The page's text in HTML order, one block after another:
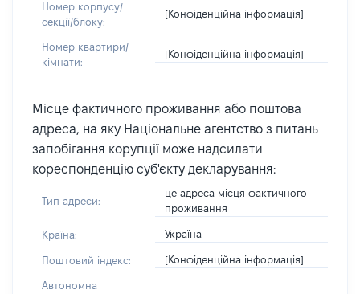
Номер корпусу/
секції/блоку:
[Конфіденційна інформація]
Номер квартири/
кімнати:
[Конфіденційна інформація]
Місце фактичного проживання або поштова
адреса, на яку Національне агентство з питань
запобігання корупції може надсилати
кореспонденцію суб'єкту декларування:
Тип адреси:
це адреса місця фактичного
проживання
Країна: Україна
Поштовий індекс: [Конфіденційна інформація]
Автономна